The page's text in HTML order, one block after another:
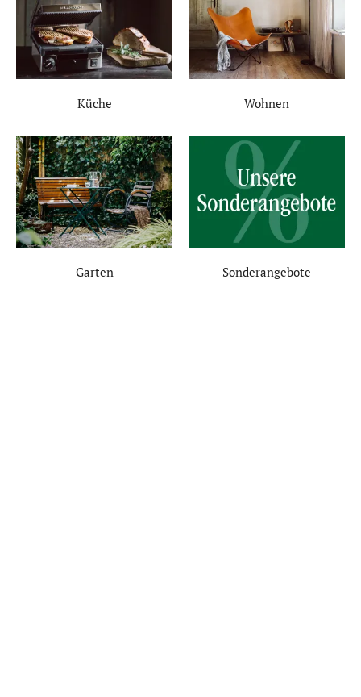
Küche Wohnen
Garten Sonderangebote